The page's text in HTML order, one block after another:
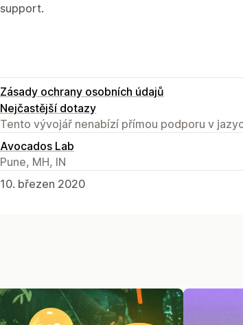
support.
Zásady ochrany osobních údajů
Nejčastější dotazy
Tento vývojář nenabízí přímou podporu v
Avocados Lab
Pune, MH, IN
10. březen 2020